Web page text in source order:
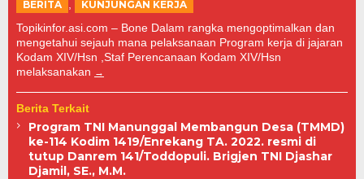
BERITA KUNJUNGAN KERJA
Topikinfor.asi.com – Bone Dalam rangka mengoptimalkan dan
mengetahui sejauh mana pelaksanaan Program kerja di jajaran
Kodam XIV/Hsn ,Staf Perencanaan Kodam XIV/Hsn
melaksanakan
Berita Terkait
Program TNI Manunggal Membangun Desa (TMMD)
ke-114 Kodim 1419/Enrekang TA. 2022. resmi di
tutup Danrem 141/Toddopuli. Brigjen TNI Djashar
Djamil, SE., M.M.